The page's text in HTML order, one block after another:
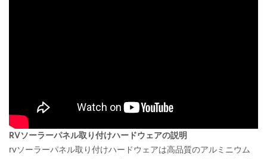
RVソーラーパネル取り付けハードウェアの説明
rvソーラーパネル取り付けハードウェアは高品質のアルミニウム